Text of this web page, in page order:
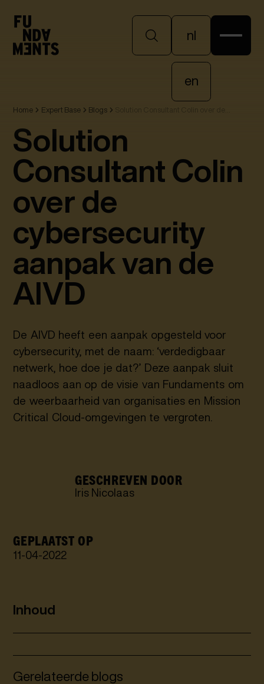
nl
en
Home Expert Base Blogs
Solution
Consultant Colin
over de
cybersecurity
aanpak van de
AIVD
De AIVD heeft een aanpak opgesteld voor
cybersecurity, met de naam: ‘verdedigbaar
netwerk, hoe doe je dat?’ Deze aanpak sluit
naadloos aan op de visie van Fundaments om
de weerbaarheid van organisaties en Mission
Critical Cloud-omgevingen te vergroten.
GESCHREVEN DOOR
Iris Nicolaas
GEPLAATST OP
11 -04-2022
Inhoud
Gerelateerde blogs